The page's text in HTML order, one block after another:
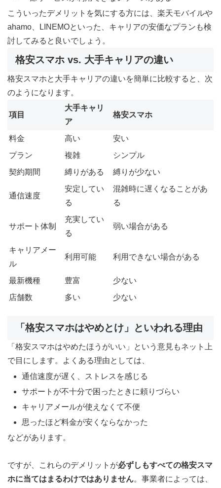
こういったデメリットを気にする方には、楽天モバイルや
ahamo、LINEMOといった、キャリアの安価なプランも検
討してみると良いでしょう。
格安スマホ vs. 大手キャリアの違い
格安スマホと大手キャリアの違いを簡単に比較すると、次
のようになります。
項目
大手キャリ
ア
格安スマホ
料金 高い
安い
プラン
複雑
シンプル
契約期間
縛りがある 縛りが少ない
通信速度
安定してい
る
混雑時に遅くなることがあ
る
サポート体制
充実してい
る
弱い場合がある
キャリアメー
ル
利用可能 利用できない場合がある
最新機種 豊富
少ない
店舗数
多い 少ない
「格安スマホはやめとけ」といわれる理由
「格安スマホはやめたほうがいい」という意見もネット上
で目にします。よくある理由としては、
通信速度が遅く、ストレスを感じる
サポートが不十分で困ったときに頼りづらい
キャリアメールが使えなくて不便
思ったほど料金が安くならなかった
などがあります。
ですが、これらのデメリットが必ずしもすべての格安スマ
ホに当てはまるわけではありません。事業者によっては、